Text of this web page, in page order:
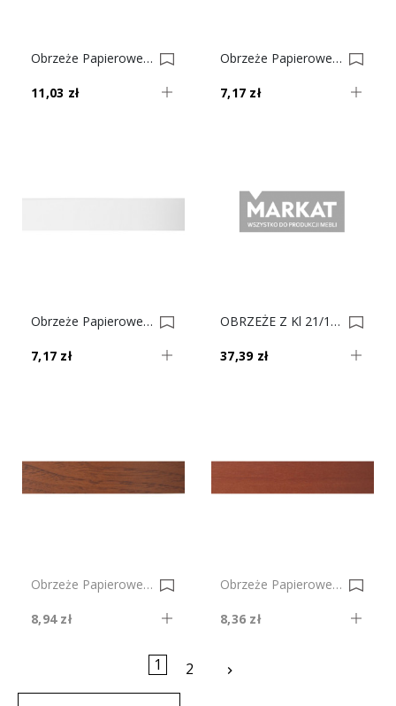
Obrzeże Papierowe Z Klejem Dąb 1195 Nr 3 0001593-0001617
11,03 zł
Obrzeże Papierowe Z Klejem Białe Nr 1 0001592-0001616
7,17 zł
Obrzeże Papierowe Z Klejem Białe Gładkie Nr 1a 0001591-0001615
7,17 zł
OBRZEŻE Z Kl 21/100 Dąb Sonoma Nr 216 0001579
37,39 zł
Obrzeże Papierowe Z Klejem Kasztan Nr 158 0004512-0004360
8,94 zł
Obrzeże Papierowe Z Klejem Jabłoń Locarno Ciemna Nr 156 0001614-0001638
8,36 zł
1 2 keyboard_arrow_right